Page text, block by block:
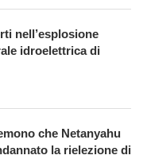
nell’esplosione
idroelettrica di
che Netanyahu
la rielezione di